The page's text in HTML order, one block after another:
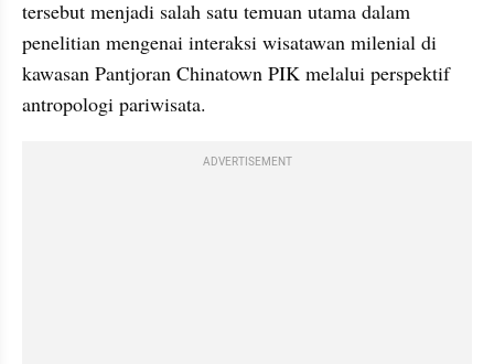
tersebut menjadi salah satu temuan utama dalam
penelitian mengenai interaksi wisatawan milenial di
kawasan Pantjoran Chinatown PIK melalui perspektif
antropologi pariwisata.
ADVERTISEMENT